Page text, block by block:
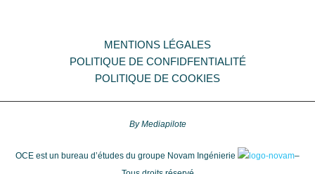
MENTIONS LÉGALES
POLITIQUE DE CONFIDFENTIALITÉ
POLITIQUE DE COOKIES
By Mediapilote
OCE est un bureau d’études du groupe Novam Ingénierie
–